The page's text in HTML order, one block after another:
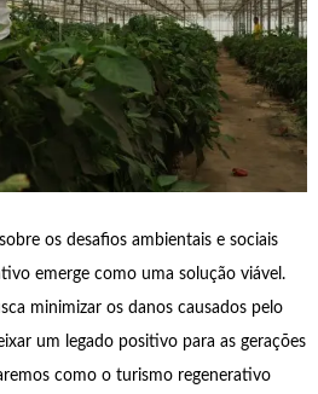
os desafios ambientais e sociais
emerge como uma solução viável.
minimizar os danos causados pelo
um legado positivo para as gerações
como o turismo regenerativo